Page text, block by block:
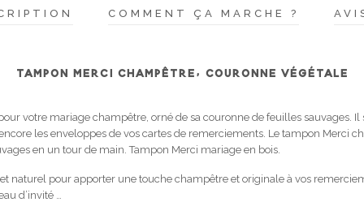
COMMENT ÇA MARCHE ?
TAMPON MERCI CHAMPÊTRE, COURONNE VÉGÉTALE
votre mariage champêtre, orné de sa couronne de feuilles sauvages. Il
les enveloppes de vos cartes de remerciements. Le tampon Merci
en un tour de main. Tampon Merci mariage en bois.
naturel pour apporter une touche champêtre et originale à vos
d’invité …